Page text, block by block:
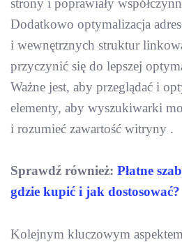
strony i poprawiały
Dodatkowo optymalizacja
i wewnętrznych struktur
przyczynić się do lepszej
Ważne jest, aby przeglądać i
elementy, aby wyszukiwarki
i rozumieć zawartość witryny .
Sprawdź również: Płatne
gdzie kupić i jak dostosować?
Kolejnym kluczowym